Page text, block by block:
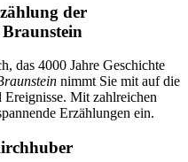
der
das 4000 Jahre Geschichte
nimmt Sie mit auf die
Mit zahlreichen
Erzählungen ein.